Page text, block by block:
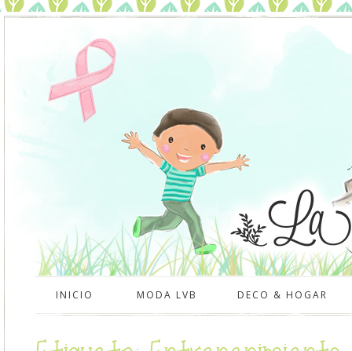
INICIO MODA LVB DECO & HOGAR